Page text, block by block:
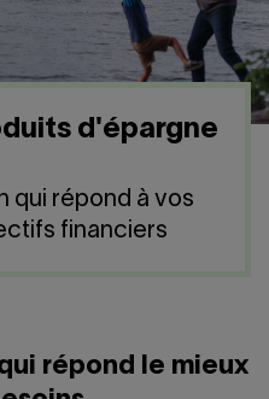
Carrière
d'épargne
qui répond à vos
financiers
répond le mieux